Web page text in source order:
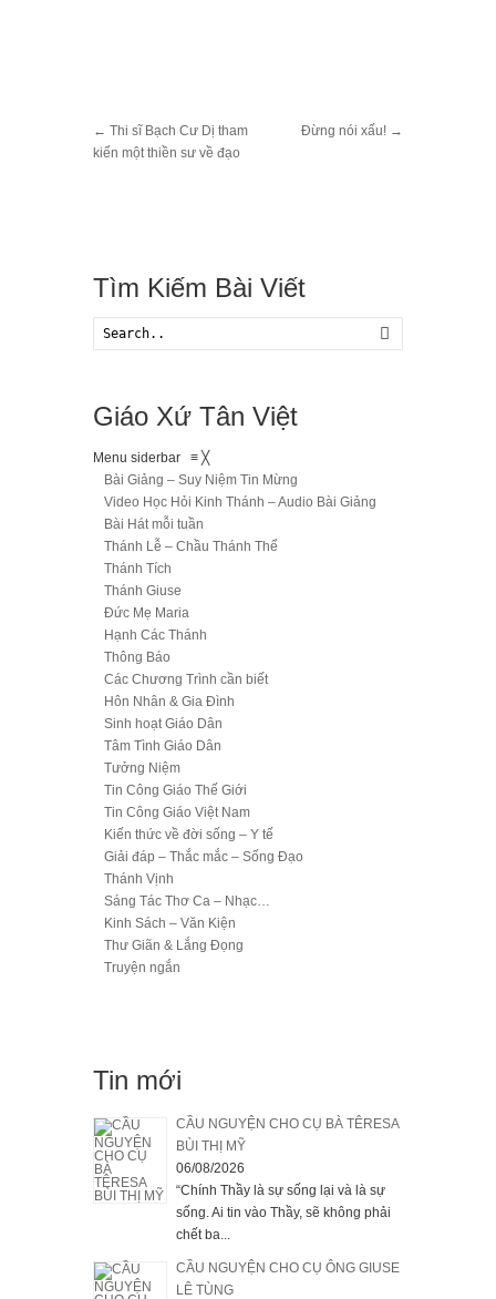
← Thi sĩ Bạch Cư Dị tham
kiến một thiền sư về đạo
Đừng nói xấu! →
Tìm Kiếm Bài Viết
Giáo Xứ Tân Việt
Menu siderbar ≡ ╳
Bài Giảng – Suy Niệm Tin Mừng
Video Học Hỏi Kinh Thánh – Audio Bài Giảng
Bài Hát mỗi tuần
Thánh Lễ – Chầu Thánh Thể
Thánh Tích
Thánh Giuse
Đức Mẹ Maria
Hạnh Các Thánh
Thông Báo
Các Chương Trình cần biết
Hôn Nhân & Gia Đình
Sinh hoạt Giáo Dân
Tâm Tình Giáo Dân
Tưởng Niệm
Tin Công Giáo Thế Giới
Tin Công Giáo Việt Nam
Kiến thức về đời sống – Y tế
Giải đáp – Thắc mắc – Sống Đạo
Thánh Vịnh
Sáng Tác Thơ Ca – Nhạc…
Kinh Sách – Văn Kiện
Thư Giãn & Lắng Đọng
Truyện ngắn
Tin mới
CẦU NGUYỆN CHO CỤ BÀ TÊRESA
BÙI THỊ MỸ
06/08/2026
“Chính Thầy là sự sống lại và là sự
sống. Ai tin vào Thầy, sẽ không phải
chết ba...
CẦU NGUYỆN CHO CỤ ÔNG GIUSE
LÊ TÙNG